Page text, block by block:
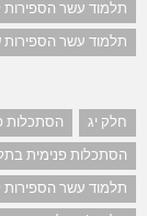
תלמוד עשר הספירות
תלמוד עשר הספירות
חלק יג הסתכלות
הסתכלות פנימית
תלמוד עשר הספירות